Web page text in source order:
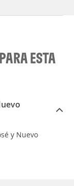
ESTA
y Nuevo